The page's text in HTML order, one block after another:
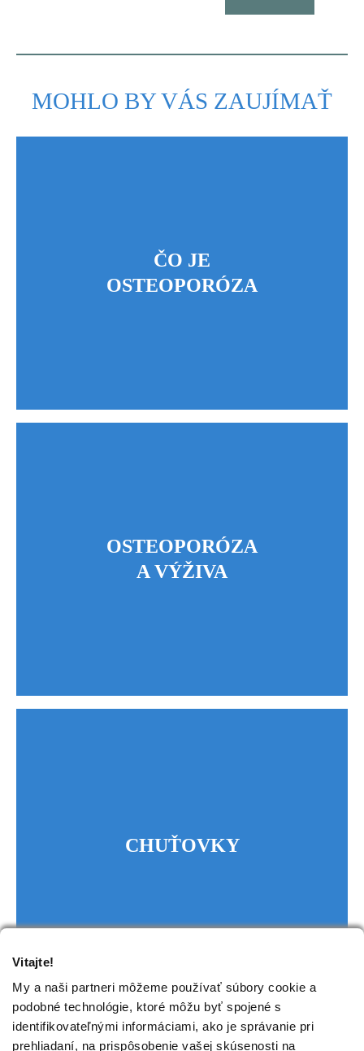
Vitajte!
My a naši partneri môžeme používať súbory cookie a
podobné technológie, ktoré môžu byť spojené s
identifikovateľnými informáciami, ako je správanie pri
prehliadaní, na prispôsobenie vašej skúsenosti na
MOHLO BY VÁS ZAUJÍMAŤ
ČO JE
OSTEOPORÓZA
OSTEOPORÓZA
A VÝŽIVA
CHUŤOVKY